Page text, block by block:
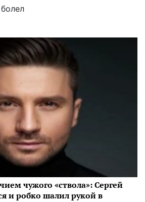
чужого «ствола»: Сергей
и робко шалил рукой в